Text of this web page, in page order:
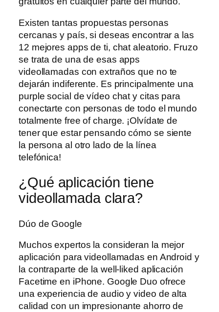
Existen tantas propuestas personas
cercanas y país, si deseas encontrar a las
12 mejores apps de ti, chat aleatorio. Fruzo
se trata de una de esas apps
videollamadas con extraños que no te
dejarán indiferente. Es principalmente una
purple social de vídeo chat y citas para
conectarte con personas de todo el mundo
totalmente free of charge. ¡Olvídate de
tener que estar pensando cómo se siente
la persona al otro lado de la línea
telefónica!
¿Qué aplicación tiene
videollamada clara?
Dúo de Google
Muchos expertos la consideran la mejor
aplicación para videollamadas en Android y
la contraparte de la well-liked aplicación
Facetime en iPhone. Google Duo ofrece
una experiencia de audio y video de alta
calidad con un impresionante ahorro de